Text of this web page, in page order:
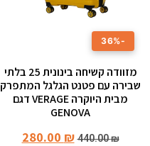
-36%
מזוודה קשיחה בינונית 25 בלתי
שבירה עם פטנט הגלגל המתפרק
מבית היוקרה VERAGE דגם
GENOVA
440.00₪
280.00 ₪